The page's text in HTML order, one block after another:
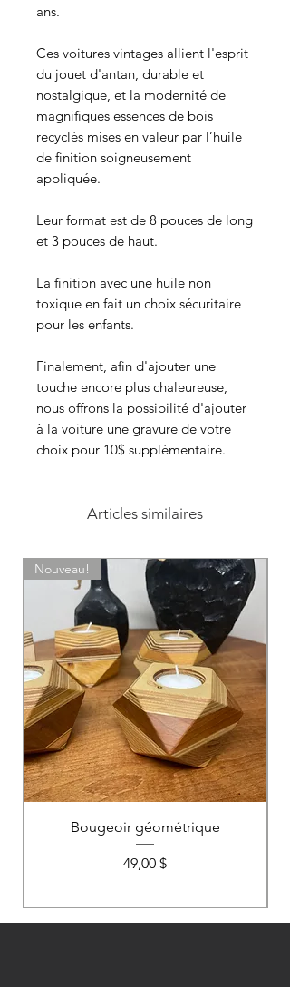
ans.
Ces voitures vintages allient l'esprit
du jouet d'antan, durable et
nostalgique, et la modernité de
magnifiques essences de bois
recyclés mises en valeur par l’huile
de finition soigneusement
appliquée.
Leur format est de 8 pouces de long
et 3 pouces de haut.
La finition avec une huile non
toxique en fait un choix sécuritaire
pour les enfants.
Finalement, afin d'ajouter une
touche encore plus chaleureuse,
nous offrons la possibilité d'ajouter
à la voiture une gravure de votre
choix pour 10$ supplémentaire.
Articles similaires
Nouveau!
Bougeoir géométrique
Prix
49,00 $